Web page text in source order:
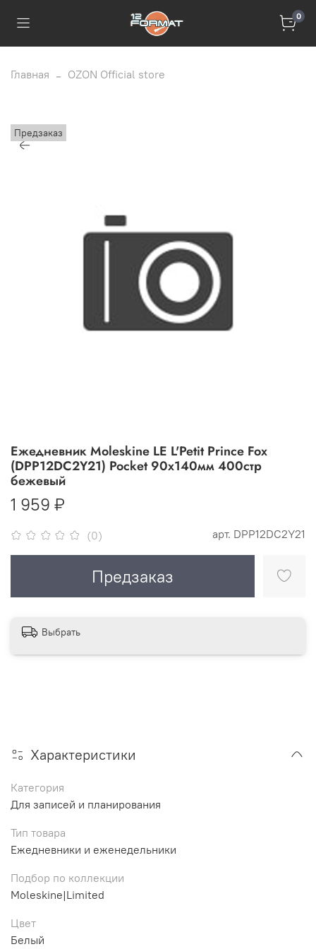
0
Главная OZON Official store
Предзаказ
(0) арт. DPP12DC2Y21
Ежедневник Moleskine LE L'Petit Prince Fox
(DPP12DC2Y21) Pocket 90x140мм 400стр
бежевый
1 959 ₽
Предзаказ
Выбрать
Характеристики
Категория
Для записей и планирования
Тип товара
Ежедневники и еженедельники
Подбор по коллекции
Moleskine|Limited
Цвет
Белый